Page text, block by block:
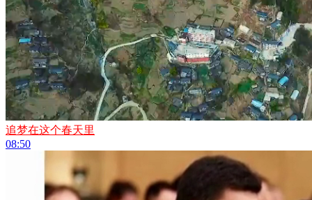
追梦在这个春天里
08:50